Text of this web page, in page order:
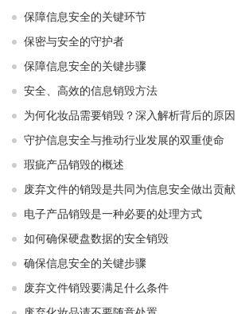
保障信息安全的关键环节
保密与安全的守护者
保障信息安全的关键步骤
安全、高效的信息销毁方法
为何化妆品需要销毁？深入解析背后的原因
守护信息安全与推动行业发展的双重使命
瑕疵产品销毁的概述
废弃文件的销毁是共同为信息安全做出贡献
电子产品销毁是一种必要的处理方式
如何确保硬盘数据的安全销毁
确保信息安全的关键步骤
废弃文件销毁要满足什么条件